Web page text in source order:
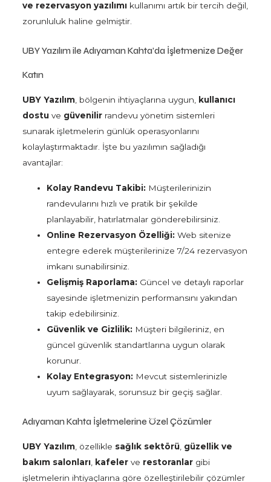
ve rezervasyon yazılımı kullanımı artık bir tercih değil,
zorunluluk haline gelmiştir.
UBY Yazılım ile Adıyaman Kahta’da İşletmenize Değer
Katın
UBY Yazılım , bölgenin ihtiyaçlarına uygun,
kullanıcı
dostu ve güvenilir randevu yönetim sistemleri
sunarak işletmelerin günlük operasyonlarını
kolaylaştırmaktadır. İşte bu yazılımın sağladığı
avantajlar:
Kolay Randevu Takibi: Müşterilerinizin
randevularını hızlı ve pratik bir şekilde
planlayabilir, hatırlatmalar gönderebilirsiniz.
Online Rezervasyon Özelliği: Web sitenize
entegre ederek müşterilerinize 7/24 rezervasyon
imkanı sunabilirsiniz.
Gelişmiş Raporlama: Güncel ve detaylı raporlar
sayesinde işletmenizin performansını yakından
takip edebilirsiniz.
Güvenlik ve Gizlilik: Müşteri bilgileriniz, en
güncel güvenlik standartlarına uygun olarak
korunur.
Kolay Entegrasyon: Mevcut sistemlerinizle
uyum sağlayarak, sorunsuz bir geçiş sağlar.
Adıyaman Kahta İşletmelerine Özel Çözümler
UBY Yazılım , özellikle sağlık sektörü güzellik ve
bakım salonları
kafeler ve restoranlar gibi
işletmelerin ihtiyaçlarına göre özelleştirilebilir çözümler